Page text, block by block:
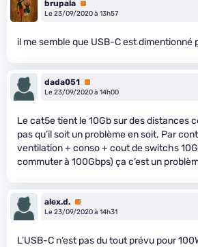
brupala Premium
Le 23/09/2020 à 13h57
il me semble que USB-C est dimentionné
dada051 Premium
Le 23/09/2020 à 14h00
Le cat5e tient le 10Gb sur des distances
pas qu’il soit un problème en soit. Par
ventilation + conso + cout de switchs
commuter à 100Gbps) ça c’est un
alex.d. Premium
Le 23/09/2020 à 14h31
L’USB-C n’est pas du tout prévu pour